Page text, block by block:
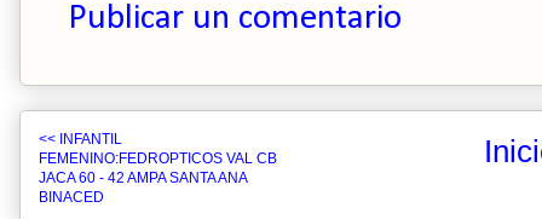
Publicar un comentario
<< INFANTIL
FEMENINO:FEDROPTICOS VAL CB
JACA 60 - 42 AMPA SANTA ANA
BINACED